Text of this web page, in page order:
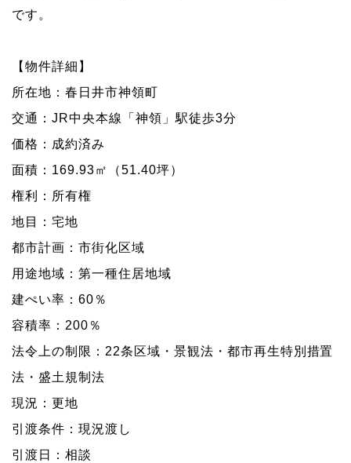
です。
【物件詳細】
所在地：春日井市神領町
交通：JR中央本線「神領」駅徒歩3分
価格：成約済み
面積：169.93㎡（51.40坪）
権利：所有権
地目：宅地
都市計画：市街化区域
用途地域：第一種住居地域
建ぺい率：60％
容積率：200％
法令上の制限：22条区域・景観法・都市再生特別措置
法・盛土規制法
現況：更地
引渡条件：現況渡し
引渡日：相談